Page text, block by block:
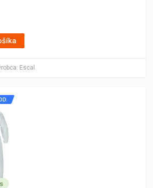
Escal